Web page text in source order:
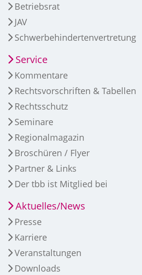
Betriebsrat
JAV
Schwerbehindertenvertretung
Service
Kommentare
Rechtsvorschriften & Tabellen
Rechtsschutz
Seminare
Regionalmagazin
Broschüren / Flyer
Partner & Links
Der tbb ist Mitglied bei
Aktuelles/News
Presse
Karriere
Veranstaltungen
Downloads